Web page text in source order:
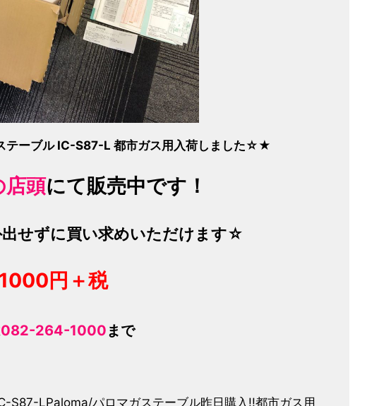
ーブル IC-S87-L 都市ガス用入荷しました☆★
店頭にて販売中です！
せずに買い求めいただけます☆
0 円＋税
082-264-1000まで
S87-LPaloma/パロマガステーブル昨日購入!!都市ガス用